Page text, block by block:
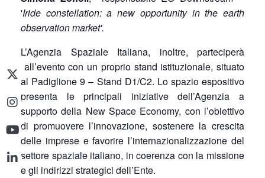
'Iride constellation: a new opportunity in the earth
observation market'.
L’Agenzia Spaziale Italiana, inoltre, parteciperà
all’evento con un proprio stand istituzionale, situato
al Padiglione 9 – Stand D1/C2. Lo spazio espositivo
presenta le principali iniziative dell’Agenzia a
supporto della New Space Economy, con l’obiettivo
di promuovere l’innovazione, sostenere la crescita
delle imprese e favorire l’internazionalizzazione del
settore spaziale italiano, in coerenza con la missione
e gli indirizzi strategici dell’Ente.